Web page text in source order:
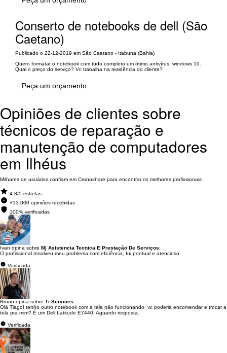
Conserto de notebooks de dell (São
Caetano)
Publicado o 22-12-2019 em São Caetano - Itabuna (Bahia)
Quero formatar o notebook com tudo completo um ótimo antivírus, windows 10.
Qual o preço do serviço? Vc trabalha na residência do cliente?
Peça um orçamento
Opiniões de clientes sobre
técnicos de reparação e
manutenção de computadores
em Ilhéus
Milhares de usuários confiam em Cronoshare para encontrar os melhores profissionais
4.8/5 estrelas
+13.000 opiniões recebidas
100% verificadas
Ivan opina sobre Mj Asistencia Tecnica E Prestação De Serviços:
O profissional resolveu meu problema com eficiência, foi pontual e atencioso.
Verificada
Bruno opina sobre Ti Services:
Olá Tiago! tenho outro notebook com a tela não funcionando, vc poderia encomendar e trocar a
tela pra mim? É um Dell Latitude E7440. Aguardo resposta.
Verificada